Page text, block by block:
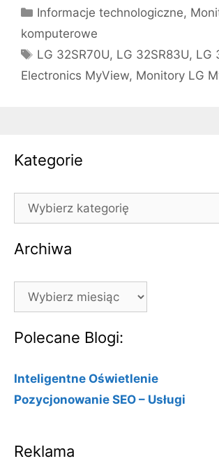
Kategorie
Informacje technologiczne,
komputerowe
Tagi
LG 32SR70U, LG 32SR83U, LG
Electronics MyView, Monitory LG
Kategorie
Kategorie
Archiwa
Archiwa
Polecane Blogi:
Inteligentne Oświetlenie
Pozycjonowanie SEO – Usługi
Reklama